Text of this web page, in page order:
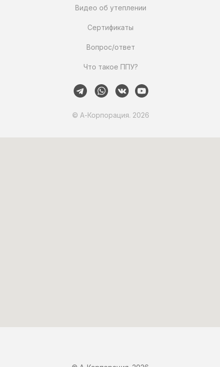
Что такое ППУ?
Вопрос/ответ
Сертификаты
Видео об утеплении
© А-Корпорация. 2026